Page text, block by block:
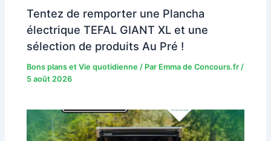
Tentez de remporter une Plancha
électrique TEFAL GIANT XL et une
sélection de produits Au Pré !
Bons plans et Vie quotidienne / Par Emma de Concours.fr/
5 août 2026